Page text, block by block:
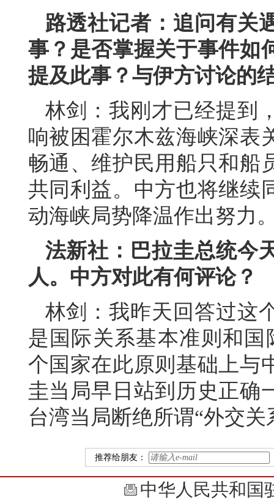
路透社记者：追问有关
事？是否掌握关于事件如
提及此事？与伊方讨论的
林剑：我刚才已经提到
响被困霍尔木兹海峡深表
畅通、维护民用船只和船
共同利益。中方也将继续
动海峡局势降温作出努力
法新社：巴拉圭总统今
人。中方对此有何评论？
林剑：我昨天回答过这
是国际关系基本准则和
个国家在此原则基础上与
圭当局早日站到历史正确
台湾当局断绝所谓“外交关
推荐给朋友：
中华人民共和国